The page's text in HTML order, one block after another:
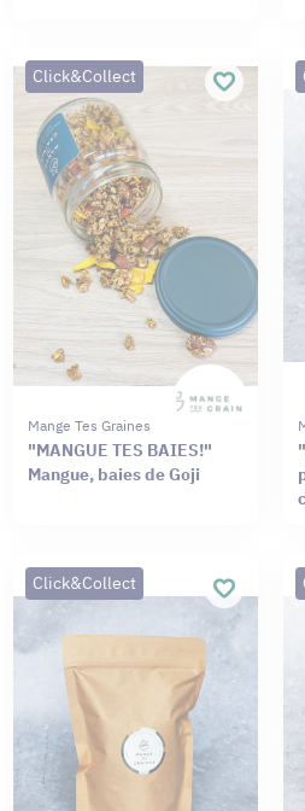
Click&Collect
Mange Tes Graines
"MANGUE TES BAIES!"
Mangue, baies de Goji
Click&Collect